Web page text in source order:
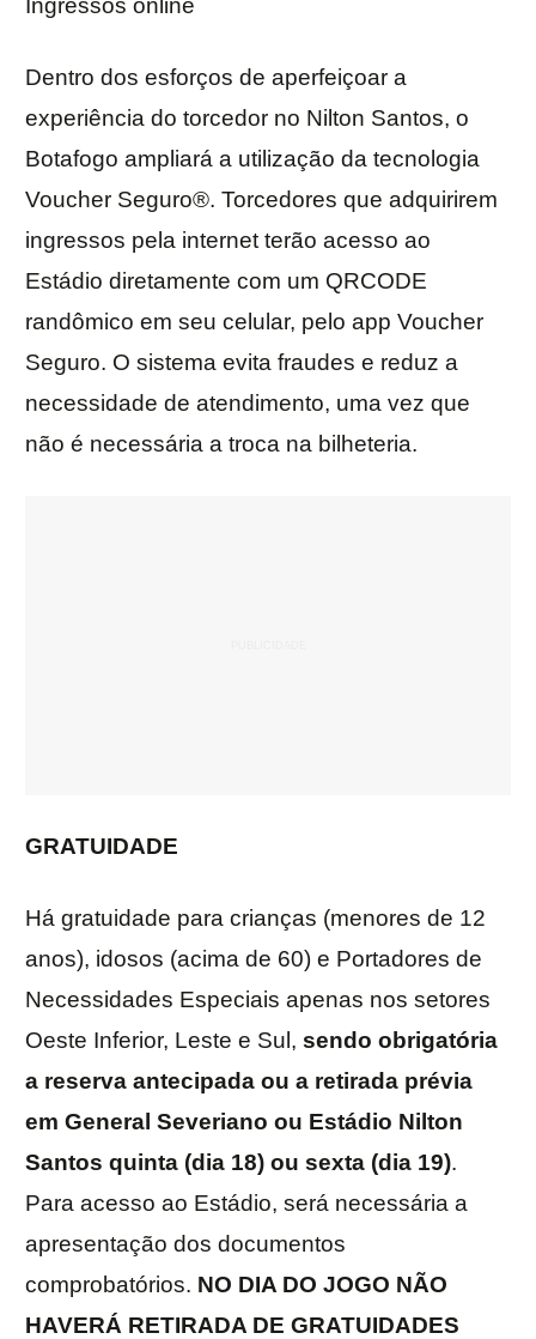
Ingressos online
Dentro dos esforços de aperfeiçoar a
experiência do torcedor no Nilton Santos, o
Botafogo ampliará a utilização da tecnologia
Voucher Seguro®. Torcedores que adquirirem
ingressos pela internet terão acesso ao
Estádio diretamente com um QRCODE
randômico em seu celular, pelo app Voucher
Seguro. O sistema evita fraudes e reduz a
necessidade de atendimento, uma vez que
não é necessária a troca na bilheteria.
GRATUIDADE
Há gratuidade para crianças (menores de 12
anos), idosos (acima de 60) e Portadores de
Necessidades Especiais apenas nos setores
Oeste Inferior, Leste e Sul, sendo obrigatória
a reserva antecipada ou a retirada prévia
em General Severiano ou Estádio Nilton
Santos quinta (dia 18) ou sexta (dia 19).
Para acesso ao Estádio, será necessária a
apresentação dos documentos
comprobatórios. NO DIA DO JOGO NÃO
HAVERÁ RETIRADA DE GRATUIDADES